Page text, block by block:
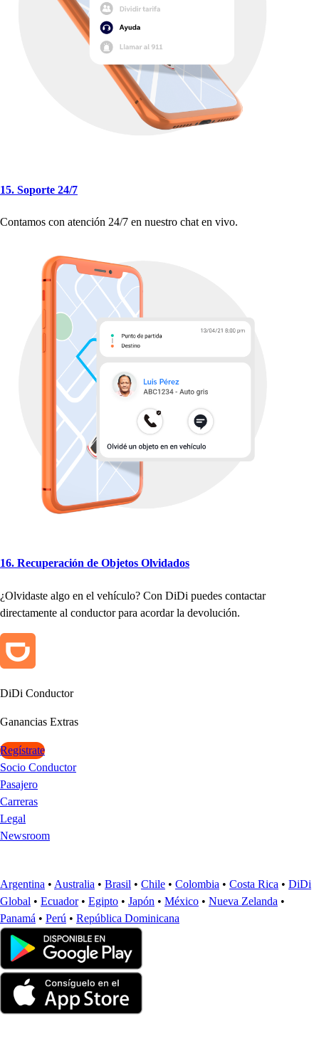
15. Soporte 24/7
Contamos con atención 24/7 en nuestro chat en vivo.
16. Recuperación de Objetos Olvidados
¿Olvidaste algo en el vehículo? Con DiDi puedes contactar
directamente al conductorpara acordar la devolución.
DiDi Conductor
Ganancias Extras
Regístrate
Socio Conductor
Pasajero
Carreras
Legal
Newsroom
Argentina • Australia • Brasil • Chile • Colombia • Costa Rica • DiDi
Global • Ecuador• Egipto • Japón • México • Nueva Zelanda •
Panamá • Perú • República Dominicana